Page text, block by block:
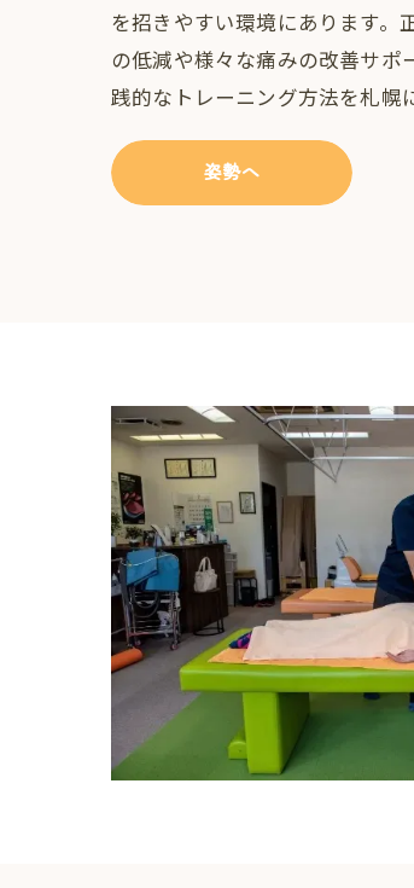
を招きやすい環境にあります。
の低減や様々な痛みの改善サポ
践的なトレーニング方法を札幌
姿勢へ